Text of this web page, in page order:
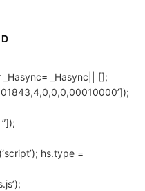
_Hasync|| [];
hs.type =